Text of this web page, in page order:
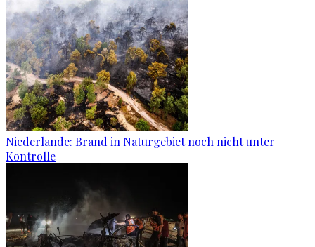
Niederlande: Brand in Naturgebiet noch nicht unter
Kontrolle